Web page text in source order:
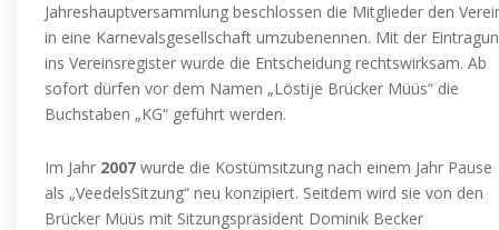
Jahreshauptversammlung beschlossen die Mitglieder den
in eine Karnevalsgesellschaft umzubenennen. Mit der
ins Vereinsregister wurde die Entscheidung rechtswirksam. Ab
sofort dürfen vor dem Namen „Löstije Brücker Müüs“ die
Buchstaben „KG“ geführt werden.
Im Jahr 2007 wurde die Kostümsitzung nach einem Jahr Pause
als „VeedelsSitzung“ neu konzipiert. Seitdem wird sie von den
Brücker Müüs mit Sitzungspräsident Dominik Becker